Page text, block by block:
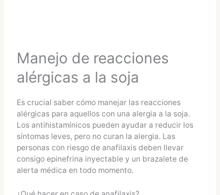
Manejo de reacciones
alérgicas a la soja
Es crucial saber cómo manejar las reacciones
alérgicas para aquellos con una alergia a la soja.
Los antihistamínicos pueden ayudar a reducir los
síntomas leves, pero no curan la alergia. Las
personas con riesgo de anafilaxis deben llevar
consigo epinefrina inyectable y un brazalete de
alerta médica en todo momento.